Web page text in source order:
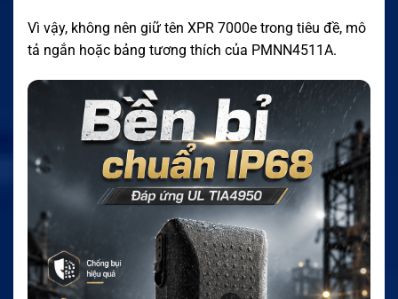
Vì vậy, không nên giữ tên XPR 7000e trong tiêu đề, mô
tả ngắn hoặc bảng tương thích của PMNN4511A.